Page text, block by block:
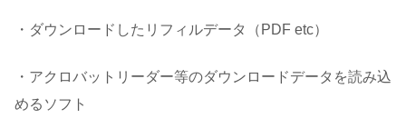
・ ダウンロードしたリフィルデータ （PDF etc）
・ アクロバットリーダー等のダウンロードデータを読み込
めるソフト